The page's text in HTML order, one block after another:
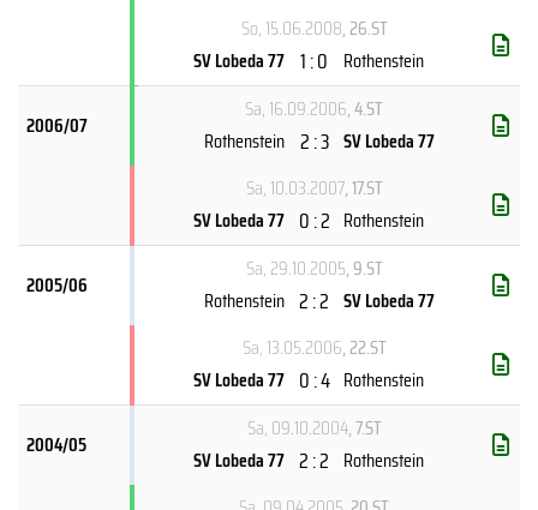
So, 15.06.2008, 26.ST
SV Lobeda 77 1 : 0 Rothenstein
2006/07
Sa, 16.09.2006, 4.ST
Rothenstein 2 : 3 SV Lobeda 77
Sa, 10.03.2007, 17.ST
SV Lobeda 77 0 : 2 Rothenstein
2005/06
Sa, 29.10.2005, 9.ST
Rothenstein 2 : 2 SV Lobeda 77
Sa, 13.05.2006, 22.ST
SV Lobeda 77 0 : 4 Rothenstein
2004/05
Sa, 09.10.2004, 7.ST
SV Lobeda 77 2 : 2 Rothenstein